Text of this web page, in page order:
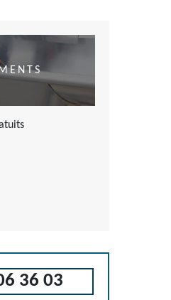
36 03